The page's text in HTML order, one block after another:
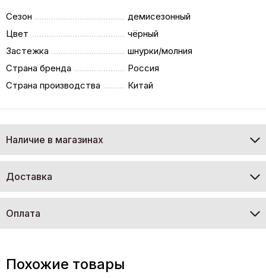
Сезон
демисезонный
Цвет
чёрный
Застежка
шнурки/молния
Страна бренда
Россия
Страна производства
Китай
Наличие в магазинах
Доставка
Оплата
Похожие товары